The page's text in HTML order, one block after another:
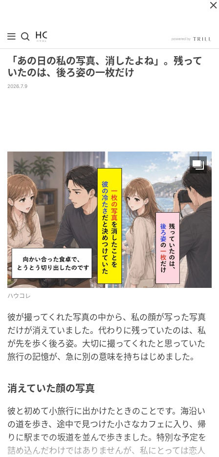
「あの日の私の写真、消したよね」。残って
いたのは、後ろ姿の一枚だけ
2026.7.9
ハウコレ
彼が撮ってくれた写真の中から、私の顔が写った写真
だけが消えていました。代わりに残っていたのは、私
が先を歩く後ろ姿。大切に撮ってくれたと思っていた
旅行の記憶が、急に別の意味を持ちはじめました。
消えていた顔の写真
彼と初めて小旅行に出かけたときのことです。海沿い
の道を歩き、途中で見つけた小さなカフェに入り、帰
りに駅までの坂道を並んで歩きました。特別な予定を
詰め込んだわけではありませんが、私にとっては恋人